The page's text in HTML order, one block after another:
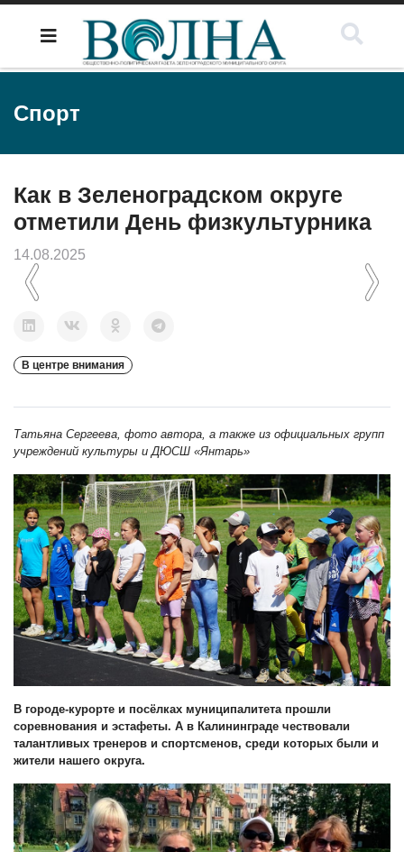
Спорт
Как в Зеленоградском округе
отметили День физкультурника
14.08.2025
Previous Next
В центре внимания
Татьяна Сергеева, фото автора, а также из официальных групп
учреждений культуры и ДЮСШ «Янтарь»
В городе-курорте и посёлках муниципалитета прошли
соревнования и эстафеты. А в Калининграде чествовали
талантливых тренеров и спортсменов, среди которых были и
жители нашего округа.